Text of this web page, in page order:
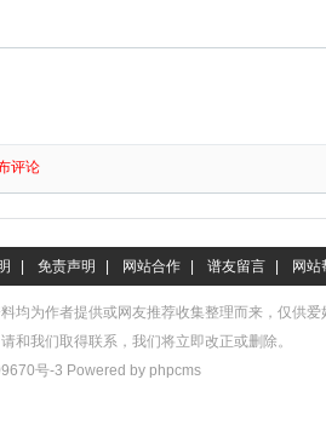
免责声明 网站合作 谱友留言 网站
均为作者提供或网友推荐收集整理而来，仅供
和我们取得联系，我们将立即改正或删除。
号-3 Powered by phpcms